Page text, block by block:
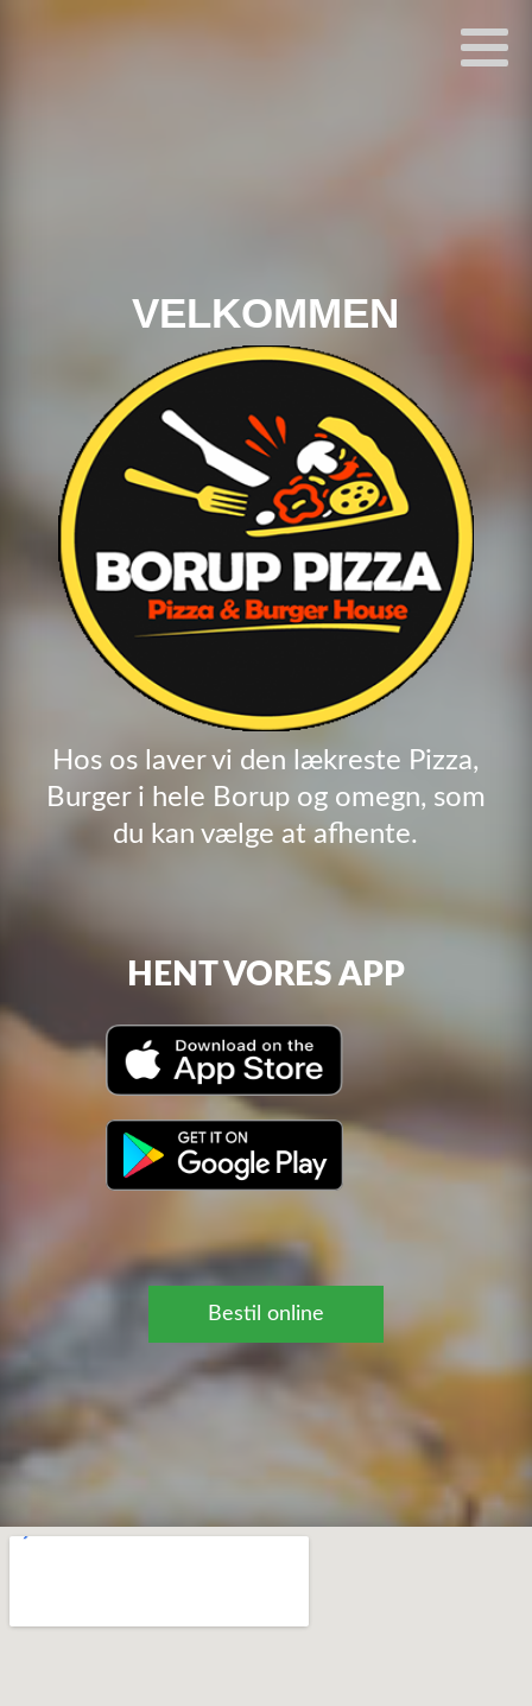
VELKOMMEN
Hos os laver vi den lækreste Pizza,
Burger i hele Borup og omegn, som
du kan vælge at afhente.
HENT VORES APP
Bestil online